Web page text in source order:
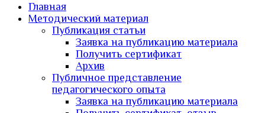
Главная
Методический материал
Публикация статьи
Заявка на публикацию материала
Получить сертификат
Архив
Публичное представление
педагогического опыта
Заявка на публикацию материала